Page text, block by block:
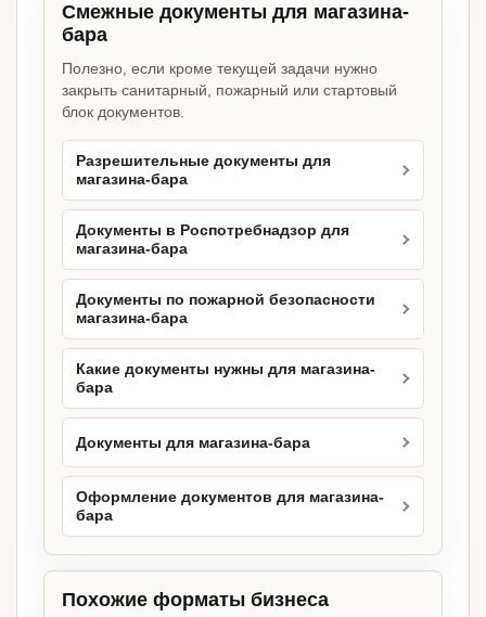
Смежные документы для магазина-
бара
Полезно, если кроме текущей задачи нужно
закрыть санитарный, пожарный или стартовый
блок документов.
Разрешительные документы для
магазина-бара
Документы в Роспотребнадзор для
магазина-бара
Документы по пожарной безопасности
магазина-бара
Какие документы нужны для магазина-
бара
Документы для магазина-бара
Оформление документов для магазина-
бара
Похожие форматы бизнеса